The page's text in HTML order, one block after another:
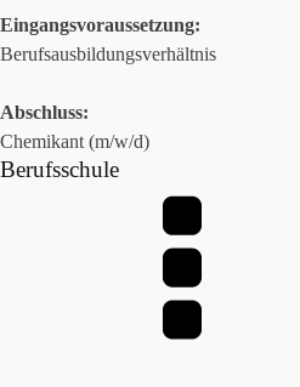
Eingangsvoraussetzung:
Berufsausbildungsverhältnis
Abschluss:
Chemikant (m/w/d)
Berufsschule